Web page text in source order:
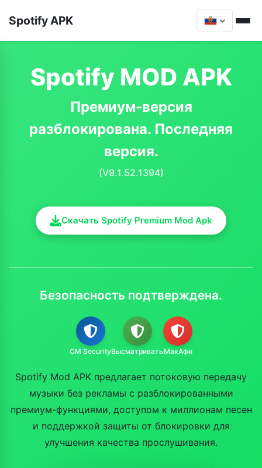
Spotify APK
Spotify MOD APK
Премиум-версия
разблокирована. Последняя
версия.
(V9.1.52.1394)
Скачать Spotify Premium Mod Apk
Безопасность подтверждена.
CM SecurityВысматриватьМакАфи
Spotify Mod APK предлагает потоковую передачу
музыки без рекламы с разблокированными
премиум-функциями, доступом к миллионам песен
и поддержкой защиты от блокировки для
улучшения качества прослушивания.